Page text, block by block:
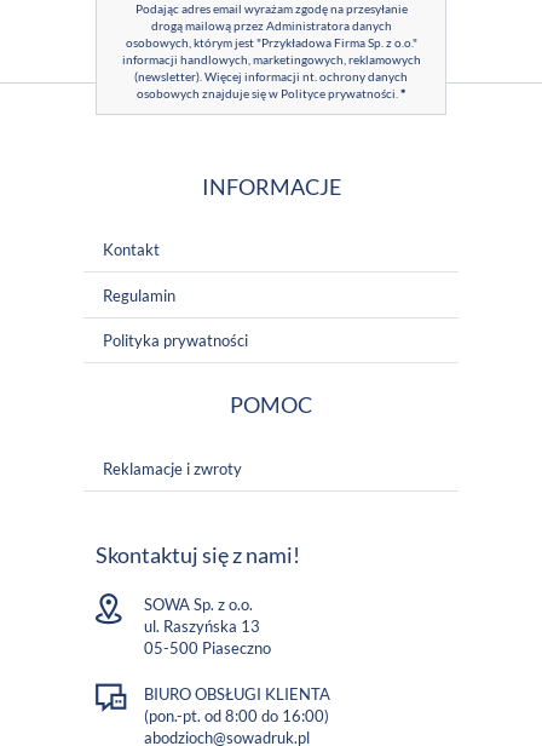
Podając adres email wyrażam zgodę na przesyłanie
drogą mailową przez Administratora danych
osobowych, którym jest "Przykładowa Firma Sp. z o.o."
informacji handlowych, marketingowych, reklamowych
(newsletter). Więcej informacji nt. ochrony danych
osobowych znajduje się w Polityce prywatności *
INFORMACJE
Kontakt
Regulamin
Polityka prywatności
POMOC
Reklamacje i zwroty
Skontaktuj się z nami!
SOWA Sp. z o.o.
ul. Raszyńska 13
05-500 Piaseczno
BIURO OBSŁUGI KLIENTA
(pon.-pt. od 8:00 do 16:00)
abodzioch@sowadruk.pl